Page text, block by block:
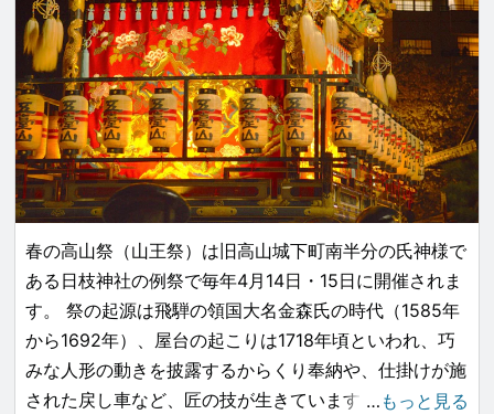
春の高山祭（山王祭）は旧高山城下町南半分の氏神様で
ある日枝神社の例祭で毎年4月14日・15日に開催されま
す。 祭の起源は飛騨の領国大名金森氏の時代（1585年
から1692年）、屋台の起こりは1718年頃といわれ、巧
みな人形の動きを披露するからくり奉納や、仕掛けが施
された戻し車など、匠の技が生きています。
… もっと見る